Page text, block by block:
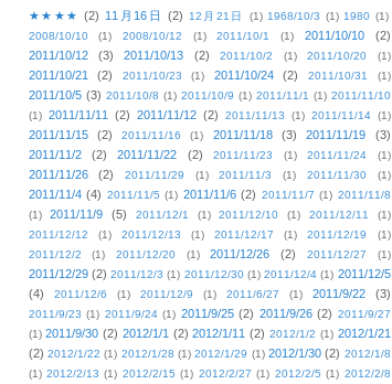
★★★★ (2) 11月16日 (2) 12月21日 (1) 1968/10/3 (1) 1980 (1)
2008/10/10
(1) 2008/10/12 (1) 2011/10/1 (1) 2011/10/10
(2)
2011/10/12
(3) 2011/10/13 (2) 2011/10/2 (1) 2011/10/20 (1)
2011/10/21 (2) 2011/10/23 (1) 2011/10/24 (2) 2011/10/31 (1)
2011/10/5 (3) 2011/10/8 (1) 2011/10/9 (1) 2011/11/1 (1) 2011/11/10
(1) 2011/11/11 (2) 2011/11/12 (2) 2011/11/13 (1) 2011/11/14 (1)
2011/11/15 (2) 2011/11/16 (1) 2011/11/18 (3) 2011/11/19
(3)
2011/11/2
(2) 2011/11/22 (2) 2011/11/23 (1) 2011/11/24 (1)
2011/11/26 (2) 2011/11/29 (1) 2011/11/3 (1) 2011/11/30 (1)
2011/11/4 (4) 2011/11/5 (1) 2011/11/6 (2) 2011/11/7 (1) 2011/11/8
(1)
2011/11/9 (5) 2011/12/1 (1) 2011/12/10 (1) 2011/12/11
(1)
2011/12/12
(1) 2011/12/13 (1) 2011/12/17 (1) 2011/12/19
(1)
2011/12/2
(1) 2011/12/20 (1) 2011/12/26 (2) 2011/12/27 (1)
2011/12/29 (2) 2011/12/3 (1) 2011/12/30 (1) 2011/12/4 (1) 2011/12/5
(4)
2011/12/6 (1) 2011/12/9 (1) 2011/6/27 (1) 2011/9/22 (3)
2011/9/23 (1) 2011/9/24 (1) 2011/9/25 (2) 2011/9/26 (2) 2011/9/27
(1) 2011/9/30 (2) 2012/1/1 (2) 2012/1/11 (2) 2012/1/2 (1) 2012/1/21
(2) 2012/1/22 (1) 2012/1/28 (1) 2012/1/29 (1) 2012/1/30 (2) 2012/1/8
(1) 2012/2/13 (1) 2012/2/15 (1) 2012/2/27 (1) 2012/2/5 (1) 2012/2/8